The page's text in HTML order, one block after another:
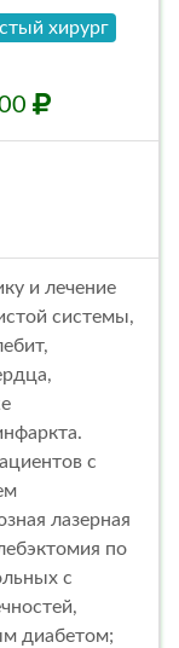
хирург
и лечение
системы,
с
лазерная
по
с
диабетом;